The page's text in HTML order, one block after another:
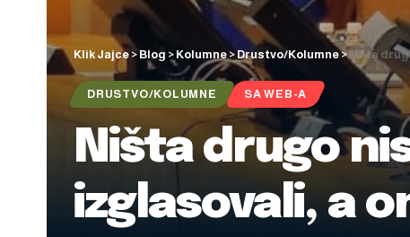
Klik Jajce > Blog > Kolumne >Drustvo/Kolumne>Ništa
DRUSTVO/KOLUMNE SA WEB-A
Ništa drugo
izglasovali, a